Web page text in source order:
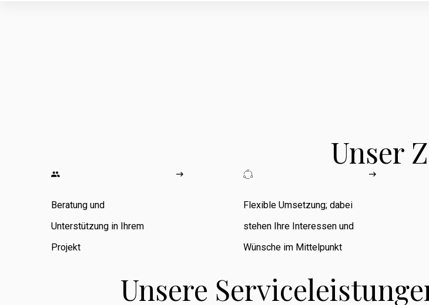
Unser
Beratung und
Unterstützung in Ihrem
Projekt
Flexible Umsetzung; dabei
stehen Ihre Interessen und
Wünsche im Mittelpunkt
Unsere
Zimmerarbeiten,
Umbauten,
Sanierungen